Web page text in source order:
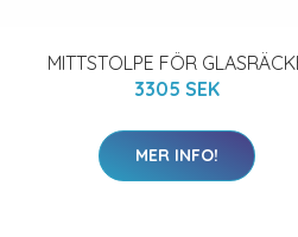
MITTSTOLPE FÖR
3305 SEK
MER INFO!